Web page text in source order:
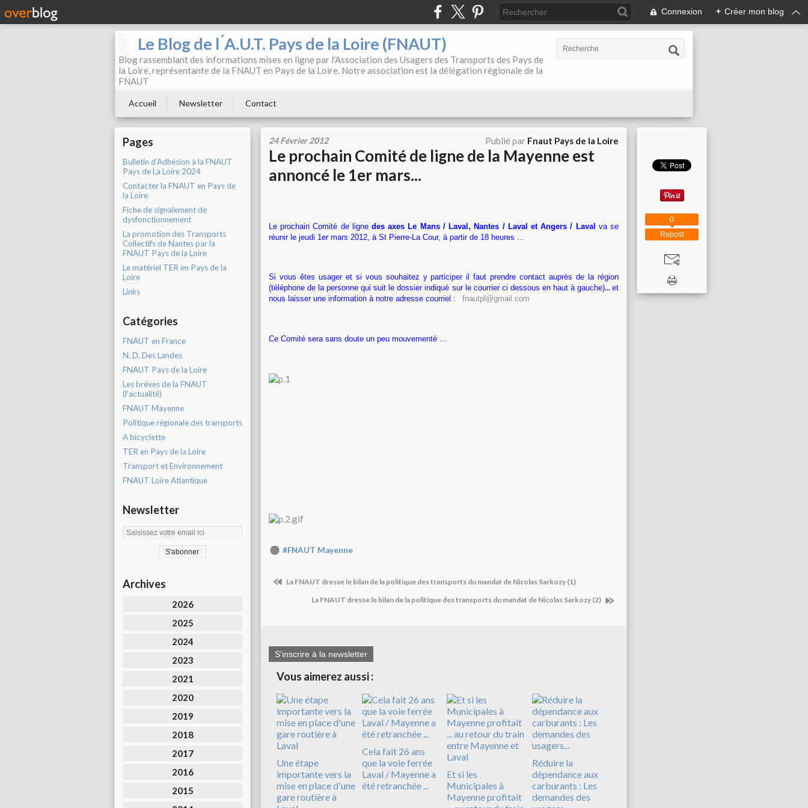
Connexion + Créer mon blog
Le Blog de l ́A.U.T. Pays de la Loire (FNAUT)
Blog rassemblant des informations mises en ligne par l'Association des Usagers des Transports des Pays de
la Loire, représentante de la FNAUT en Pays de la Loire. Notre association est la délégation régionale de la
FNAUT
Accueil Newsletter Contact
Pages
Bulletin d'Adhésion à la FNAUT
Pays de La Loire 2024
Contacter la FNAUT en Pays de
la Loire
Fiche de signalement de
dysfonctionnement
La promotion des Transports
Collectifs de Nantes par la
FNAUT Pays de la Loire
Le matériel TER en Pays de la
Loire
Links
Catégories
FNAUT en France
N. D. Des Landes
FNAUT Pays de la Loire
Les brèves de la FNAUT
(l'actualité)
FNAUT Mayenne
Politique régionale des transports
A bicyclette
TER en Pays de la Loire
Transport et Environnement
FNAUT Loire Atlantique
Newsletter
Archives
2026
2025
2024
2023
2021
2020
2019
2018
2017
2016
2015
24 Février 2012 Publié par Fnaut Pays de la Loire
Le prochain Comité de ligne de la Mayenne est
annoncé le 1er mars...
Le prochain Comité de lignedes axes Le Mans / Laval, Nantes / Laval et Angers / Laval va se
réunir le jeudi 1er mars 2012, à St Pierre-La Cour, à partir de 18 heures ...
Si vous êtes usager et si vous souhaitez y participer il faut prendre contact auprès de la région
(téléphone de la personne qui suit le dossier indiqué sur le courrier ci dessous en haut à gauche)...et
nous laisser une information à notre adresse courriel :
fnautpl@gmail.com
Ce Comité sera sans doute un peu mouvementé ...
#FNAUT Mayenne
La FNAUT dresse le bilan de la politique des transports du mandat de Nicolas Sarkozy (1)
La FNAUT dresse le bilan de la politique des transports du mandat de Nicolas Sarkozy (2)
S'inscrire à la newsletter
Vous aimerez aussi :
Une étape
importante vers la
mise en place d'une
gare routière à
Cela fait 26 ans
que la voie ferrée
Laval / Mayenne a
été retranchée ...
Et si les
Municipales à
Mayenne profitait
Réduire la
dépendance aux
carburants : Les
demandes des
Repost
0